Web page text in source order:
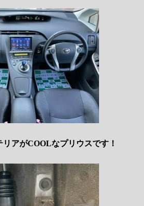
リアがCOOLなプリウスです！